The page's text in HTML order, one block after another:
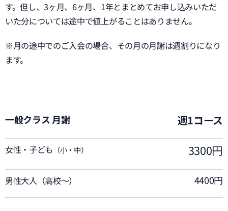
す。但し、3ヶ月、6ヶ月、1年とまとめてお申し込みいただ
いた分については途中で値上がることはありません。
※月の途中でのご入会の場合、その月の月謝は週割りになり
ます。
一般クラス 月謝 週1コース
女性・子ども （小・中） 3300円
男性大人（高校～） 4400円